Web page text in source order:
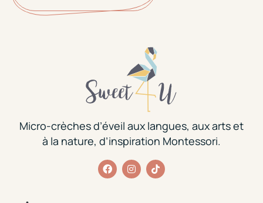
Micro-crèches d’éveil aux langues, aux arts et
à la nature, d’inspiration Montessori.